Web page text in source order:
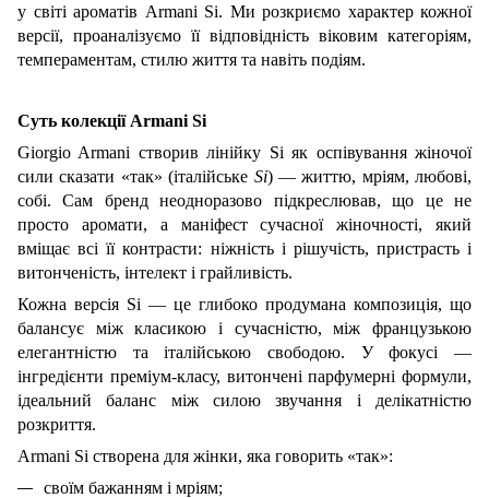
у світі ароматів Armani Si. Ми розкриємо характер кожної
версії, проаналізуємо її відповідність віковим категоріям,
темпераментам, стилю життя та навіть подіям.
Суть колекції Armani Si
Giorgio Armani створив лінійку Si як оспівування жіночої
сили сказати «так» (італійське Si) — життю, мріям, любові,
собі. Сам бренд неодноразово підкреслював, що це не
просто аромати, а маніфест сучасної жіночності, який
вміщає всі її контрасти: ніжність і рішучість, пристрасть і
витонченість, інтелект і грайливість.
Кожна версія Si — це глибоко продумана композиція, що
балансує між класикою і сучасністю, між французькою
елегантністю та італійською свободою. У фокусі —
інгредієнти преміум-класу, витончені парфумерні формули,
ідеальний баланс між силою звучання і делікатністю
розкриття.
Armani Si створена для жінки, яка говорить «так»:
своїм бажанням і мріям;